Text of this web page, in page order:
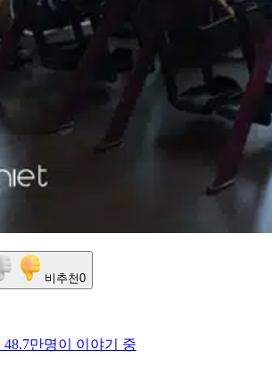
비추천0
48.7만명이 이야기 중